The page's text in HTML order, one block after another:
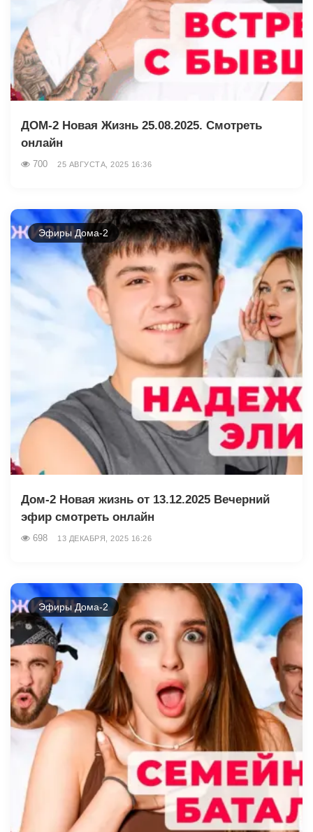
ДОМ-2 Новая Жизнь 25.08.2025. Смотреть
онлайн
700 25 АВГУСТА, 2025 16:36
Эфиры Дома-2
Дом-2 Новая жизнь от 13.12.2025 Вечерний
эфир смотреть онлайн
698 13 ДЕКАБРЯ, 2025 16:26
Эфиры Дома-2